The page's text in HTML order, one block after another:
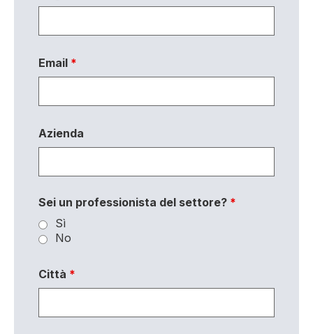
Email *
Azienda
Sei un professionista del settore? *
Sì
No
Città *